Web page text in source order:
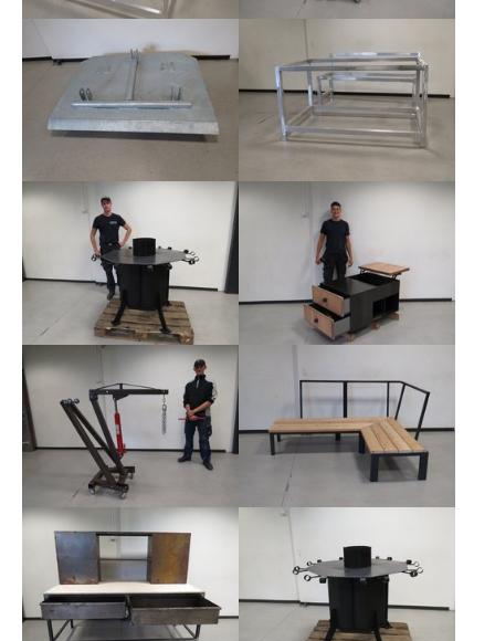
Show larger version Show larger version
Show larger version
Show larger version Show larger version